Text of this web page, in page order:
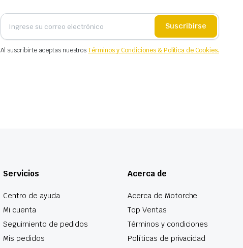
Suscribirse
Al suscribirte aceptas nuestrosTérminos y Condiciones & Política de Cookies.
Servicios
Centro de ayuda
Mi cuenta
Seguimiento de pedidos
Mis pedidos
Acerca de
Acerca de Motorche
Top Ventas
Términos y condiciones
Políticas de privacidad